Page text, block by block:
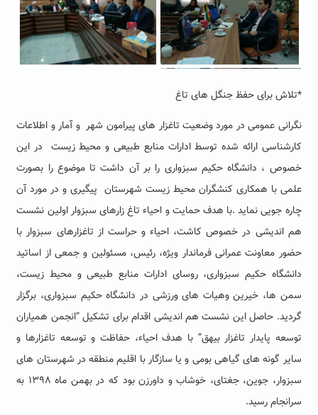
*تلاش برای حفظ جنگل های تاغ
نگرانی عمومی در مورد وضعیت تاغزار های پیرامون شهر و آمار و اطلاعات
کارشناسی ارائه شده توسط ادارات منابع طبیعی و محیط زیست در این
خصوص ، دانشگاه حکیم سبزواری را بر آن داشت تا موضوع را بصورت
علمی با همکاری کنشگران محیط زیست شهرستان پیگیری و در مورد آن
چاره جویی نماید .با هدف حمایت و احیاء تاغ زارهای سبزوار اولین نشست
هم اندیشی در خصوص کاشت، احیاء و حراست از تاغزارهای سبزوار با
حضور معاونت عمرانی فرماندار ویژه، رئیس، مسئولین و جمعی از اساتید
دانشگاه حکیم سبزواری، روسای ادارات منابع طبیعی و محیط زیست،
سمن ها، خیرین وهیات های ورزشی در دانشگاه حکیم سبزواری، برگزار
گردید. حاصل این نشست هم اندیشی اقدام برای تشکیل “انجمن همیاران
توسعه پایدار تاغزار بیهق” با هدف احیاء، حفاظت و توسعه تاغزارها و
سایر گونه های گیاهی بومی و یا سازگار با اقلیم منطقه در شهرستان های
سبزوار، جوین، جغتای، خوشاب و داورزن بود که در بهمن ماه ۱۳۹۸ به
سرانجام رسید.